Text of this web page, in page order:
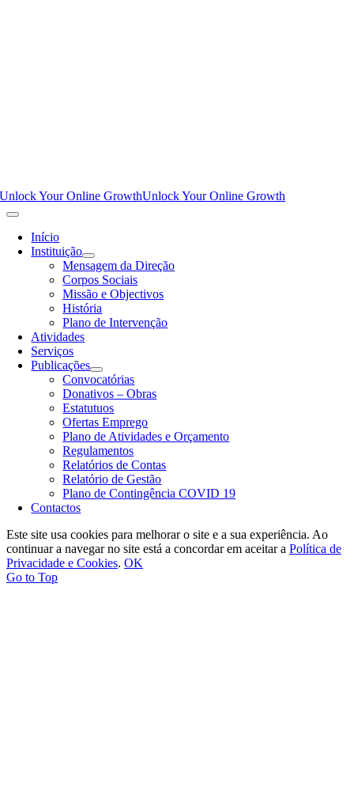
Unlock Your Online GrowthUnlock Your Online Growth
Início
Instituição
Mensagem da Direção
Corpos Sociais
Missão e Objectivos
História
Plano de Intervenção
Atividades
Serviços
Publicações
Convocatórias
Donativos – Obras
Estatutuos
Ofertas Emprego
Plano de Atividades e Orçamento
Regulamentos
Relatórios de Contas
Relatório de Gestão
Plano de Contingência COVID 19
Contactos
Este site usa cookies para melhorar o site e a sua experiência. Ao
continuar a navegar no site está a concordar em aceitar a Política de
Privacidade e Cookies. OK
Go to Top